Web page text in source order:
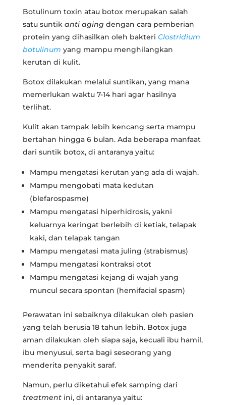
Botulinum toxin atau botox merupakan salah
satu suntik anti aging dengan cara pemberian
protein yang dihasilkan oleh bakteri Clostridium
botulinum yang mampu menghilangkan
kerutan di kulit.
Botox dilakukan melalui suntikan, yang mana
memerlukan waktu 7-14 hari agar hasilnya
terlihat.
Kulit akan tampak lebih kencang serta mampu
bertahan hingga 6 bulan. Ada beberapa manfaat
dari suntik botox, di antaranya yaitu:
Mampu mengatasi kerutan yang ada di wajah.
Mampu mengobati mata kedutan
(blefarospasme)
Mampu mengatasi hiperhidrosis, yakni
keluarnya keringat berlebih di ketiak, telapak
kaki, dan telapak tangan
Mampu mengatasi mata juling (strabismus)
Mampu mengatasi kontraksi otot
Mampu mengatasi kejang di wajah yang
muncul secara spontan (hemifacial spasm)
Perawatan ini sebaiknya dilakukan oleh pasien
yang telah berusia 18 tahun lebih. Botox juga
aman dilakukan oleh siapa saja, kecuali ibu hamil,
ibu menyusui, serta bagi seseorang yang
menderita penyakit saraf.
Namun, perlu diketahui efek samping dari
treatmentini, di antaranya yaitu: